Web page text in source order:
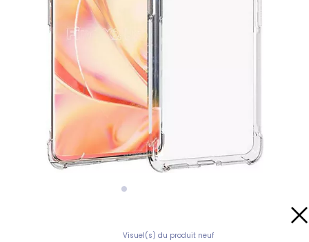
Visuel(s) du produit neuf